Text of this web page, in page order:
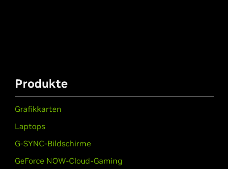
Produkte
Grafikkarten
Laptops
G-SYNC-Bildschirme
GeForce NOW-Cloud-Gaming